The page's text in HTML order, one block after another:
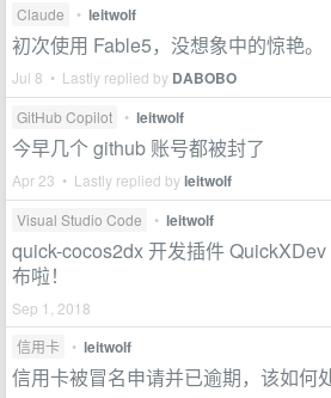
Claude
• leitwolf
初次使用 Fable5，没想象中的惊艳。
Jul 8 • Lastly replied by DABOBO
GitHub Copilot • leitwolf
今早几个 github 账号都被封了
Apr 23 • Lastly replied byleitwolf
Visual Studio Code • leitwolf
quick-cocos2dx 开发插件
布啦！
Sep 1, 2018
信用卡
• leitwolf
信用卡被冒名申请并已逾期，该如何